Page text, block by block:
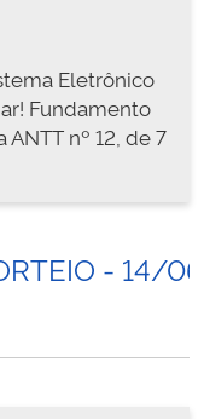
Eletrônico
Fundamento
nº 12, de 7
- 14/